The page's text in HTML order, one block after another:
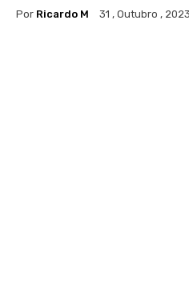
Por Ricardo M 31 , Outubro , 2023